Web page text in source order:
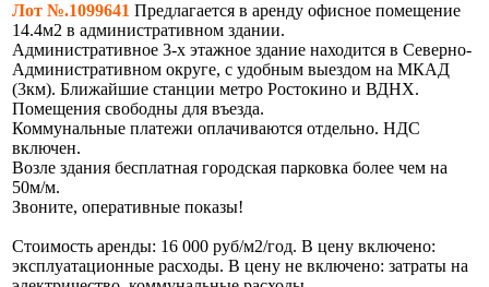
Лот №.1099641 Предлагается в аренду офисное помещение
14.4м2 в административном здании.
Административное 3-х этажное здание находится в Северно-
Административном округе, с удобным выездом на МКАД
(3км). Ближайшие станции метро Ростокино и ВДНХ.
Помещения свободны для въезда.
Коммунальные платежи оплачиваются отдельно. НДС
включен.
Возле здания бесплатная городская парковка более чем на
50м/м.
Звоните, оперативные показы!
Стоимость аренды: 16 000 руб/м2/год. В цену включено:
эксплуатационные расходы. В цену не включено: затраты на